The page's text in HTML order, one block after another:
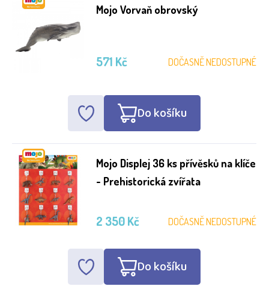
Mojo Vorvaň obrovský
DOČASNĚ NEDOSTUPNÉ
571 Kč
Do košíku
Mojo Displej 36 ks přívěsků na klíče
- Prehistorická zvířata
DOČASNĚ NEDOSTUPNÉ
2 350 Kč
Do košíku